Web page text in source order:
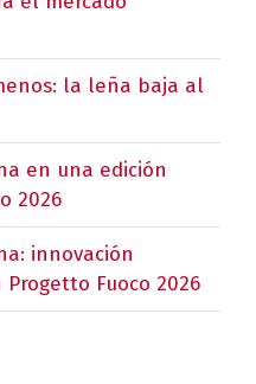
la leña baja al
en una edición
2026
innovación
Fuoco 2026